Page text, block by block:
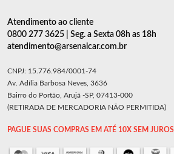
Atendimento ao cliente
0800 277 3625 | Seg. a Sexta 08h as 18h
atendimento@arsenalcar.com.br
CNPJ: 15.776.984/0001-74
Av. Adília Barbosa Neves, 3636
Bairro do Portão, Arujá -SP, 07413-000
(RETIRADA DE MERCADORIA NÃO PERMITIDA)
PAGUE SUAS COMPRAS EM ATÉ 10X SEM JUROS